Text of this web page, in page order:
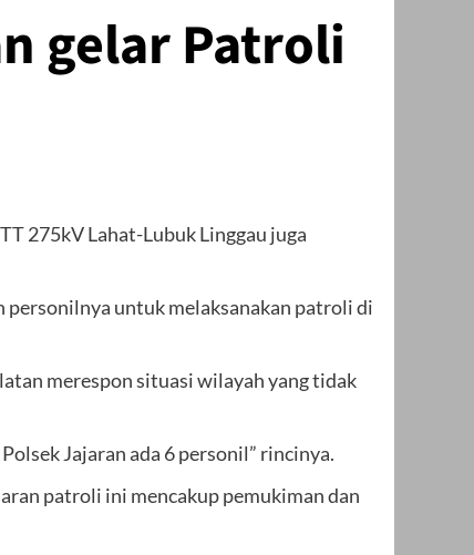
gelar Patroli
275kV Lahat-Lubuk Linggau juga
personilnya untuk melaksanakan patroli di
merespon situasi wilayah yang tidak
Jajaran ada 6 personil” rincinya.
patroli ini mencakup pemukiman dan